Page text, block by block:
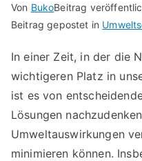
Von BukoBeitrag
Beitrag gepostet in
In einer Zeit, in der die
wichtigeren Platz in
ist es von
Lösungen
Umweltauswirkungen
minimieren können.